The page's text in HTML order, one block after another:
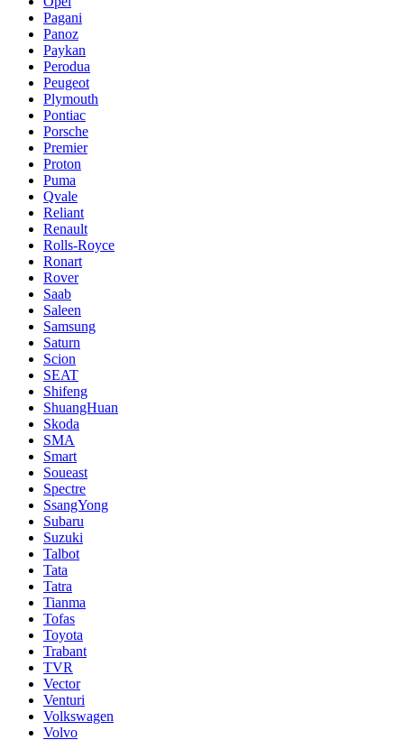
Pagani
Panoz
Paykan
Perodua
Peugeot
Plymouth
Pontiac
Porsche
Premier
Proton
Puma
Qvale
Reliant
Renault
Rolls-Royce
Ronart
Rover
Saab
Saleen
Samsung
Saturn
Scion
SEAT
Shifeng
ShuangHuan
Skoda
SMA
Smart
Soueast
Spectre
SsangYong
Subaru
Suzuki
Talbot
Tata
Tatra
Tianma
Tofas
Toyota
Trabant
TVR
Vector
Venturi
Volkswagen
Volvo